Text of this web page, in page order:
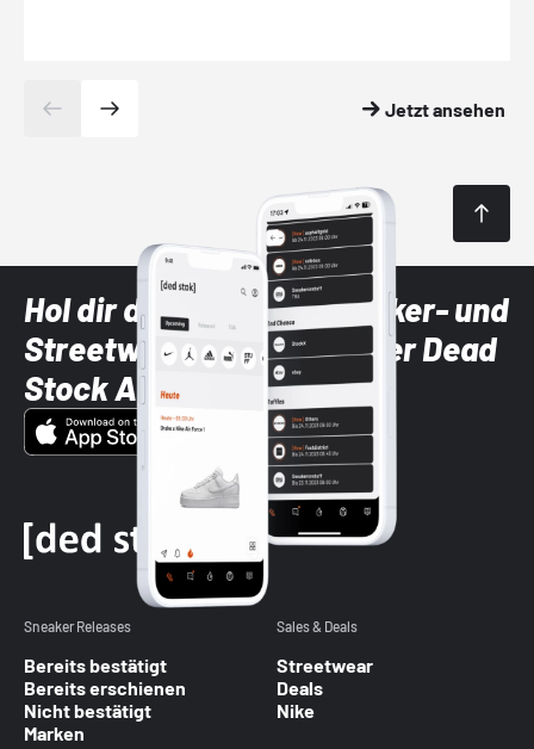
Jetzt ansehen
Hol dir die neuesten Sneaker- und
Streetwear-Brands mit der Dead
Stock App
Sneaker Releases
Bereits bestätigt
Bereits erschienen
Nicht bestätigt
Marken
Sales & Deals
Streetwear
Deals
Nike